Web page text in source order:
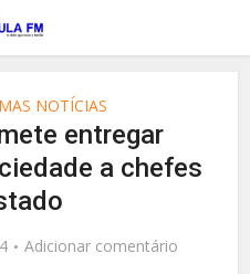
NOTÍCIAS
entregar
a chefes
Adicionar comentário